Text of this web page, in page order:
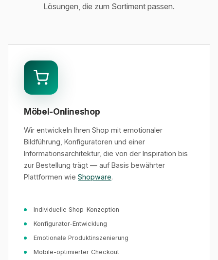
Lösungen, die zum Sortiment passen.
Möbel-Onlineshop
Wir entwickeln Ihren Shop mit emotionaler
Bildführung, Konfiguratoren und einer
Informationsarchitektur, die von der Inspiration bis
zur Bestellung trägt — auf Basis bewährter
Plattformen wie Shopware.
Individuelle Shop-Konzeption
Konfigurator-Entwicklung
Emotionale Produktinszenierung
Mobile-optimierter Checkout